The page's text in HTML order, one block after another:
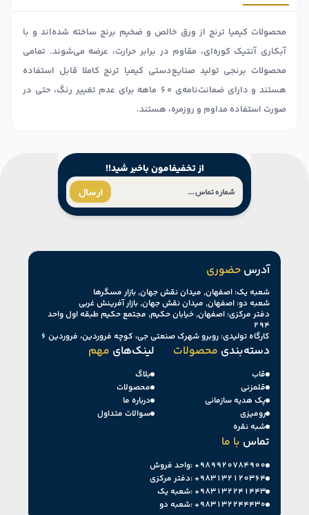
محصولات کیمیا ترنج از ورق خالص و ضخیم برنج ساخته شده‌اند و با
آبکاری آنتیک کوره‌ای، مقاوم در برابر حرارت، عرضه می‌شوند. تمامی
محصولات برنجی تولید صنایع‌دستی کیمیا ترنج کاملا قابل استفاده
هستند و دارای ضمانت‌نامه‌ی ۶۰ ماهه برای عدم تغییر رنگ، حتی در
صورت استفاده مداوم و روزمره، هستند.
ارسال
از تخفیفامون باخبر شید!!
آدرس حضوری
شعبه یک: اصفهان, میدان نقش جهان, بازار مسگرها
شعبه دو: اصفهان, میدان نقش جهان, بازار آفرینش غربی
دفتر مرکزی: اصفهان, خیابان حکیم, مجتمع حکیم طبقه اول واحد
۲۹۴
کارگاه تولیدی: روبرو شهرک صنعتی جی، کوچه فروردین، فروردین ۶
لینک‌های مهم
بلاگ
محصولات
درباره ما
سوالات متداول
دسته‌بندی محصولات
قاب
قلمزنی
پک هدیه سازمانی
رومیزی
شبه نقره
تماس با ما
واحد فروش:+۹۸۹۹۲۰۷۸۴۹۰۰
دفتر مرکزی:+۹۸۳۱۳۲۱۲۰۳۶۴
شعبه یک:+۹۸۳۱۳۲۲۴۱۴۴۳
شعبه دو:+۹۸۳۱۳۲۲۴۴۴۳۰